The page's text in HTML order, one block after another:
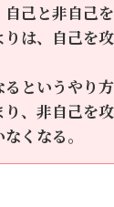
自己と非自己
りは、自己を
というやり
、非自己を
くなる。